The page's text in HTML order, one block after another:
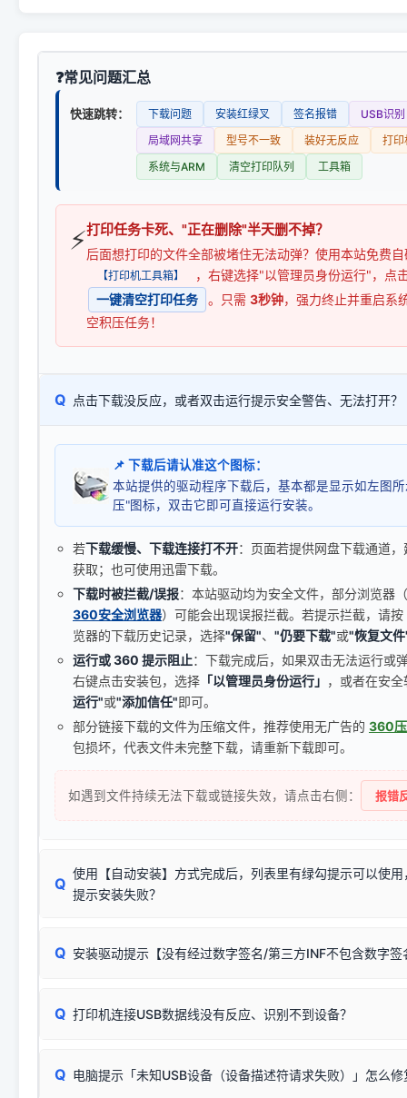
常见问题汇总
快速跳转： 下载问题 安装红绿叉 签名报错
USB识别
局域网共享
型号不一致 装好无反应
打印
系统与ARM
清空打印队列 工具箱
⚡打印任务卡死、"正在删除"半天删不掉？
后面想打印的文件全部被堵住无法动弹？使用本站免费
【打印机工具箱】
，右键选择"以管理员身份运行"，点
一键清空打印任务
。只需 3秒钟，强力终止并重启系
空积压任务！
Q 点击下载没反应，或者双击运行提示安全警告、无法打开？
📌 下载后请认准这个图标：
本站提供的驱动程序下载后，基本都是显示如左图
压"图标，双击它即可直接运行安装。
若下载缓慢、下载连接打不开：页面若提供网盘下载通道
获取；也可使用迅雷下载。
下载时被拦截/误报：本站驱动均为安全文件，部分浏览器
360安全浏览器）可能会出现误报拦截。若提示拦截，请按
览器的下载历史记录，选择"保留"、 "仍要下载"或"恢复文
运行或 360 提示阻止：下载完成后，如果双击无法运行或
右键点击安装包，选择 「以管理员身份运行」 ，或者在安
运行"或"添加信任"即可。
部分链接下载的文件为压缩文件，推荐使用无广告的 360
包损坏，代表文件未完整下载，请重新下载即可。
如遇到文件持续无法下载或链接失效，请点击右侧： 报错
Q
使用【自动安装】方式完成后，列表里有绿勾提示可以使
提示安装失败？
由于本站驱动包集成了32位和64位驱动，自动安装程序在运
✔ 可以使用了
：代表与您当
（被自动跳过），并不影响正
Q 安装驱动提示【没有经过数字签名/第三方INF不包含数字
往往会弹出此类提示。
系统（如 Win10/Win11 最新版）已彻底不再识别老旧驱
致安装失败。请尝试以下方案：
Q 打印机连接USB数据线没有反应、识别不到设备？
首先确认打印机电源已开启，USB数据线两端已完全插紧；
Q 电脑提示「未知USB设备（设备描述符请求失败）」怎么修